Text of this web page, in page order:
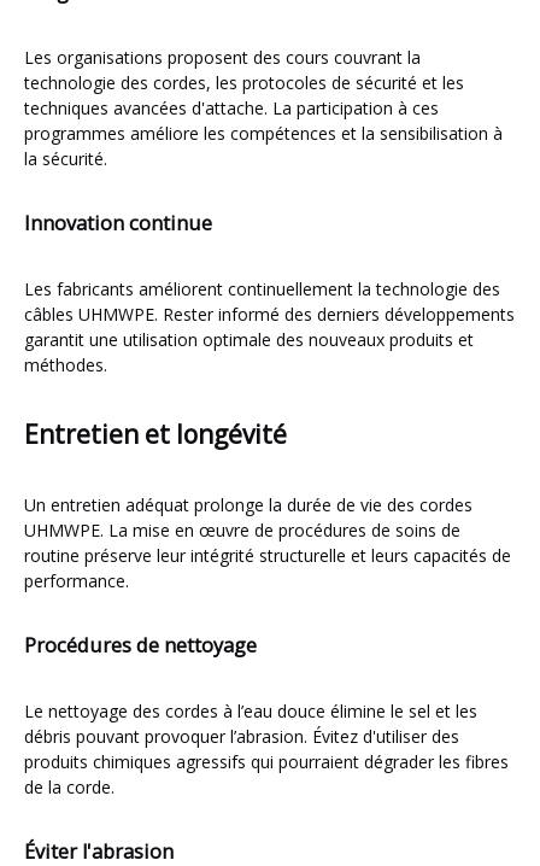
Les organisations proposent des cours couvrant la
technologie des cordes, les protocoles de sécurité et les
techniques avancées d'attache. La participation à ces
programmes améliore les compétences et la sensibilisation à
la sécurité.
Innovation continue
Les fabricants améliorent continuellement la technologie des
câbles UHMWPE. Rester informé des derniers développements
garantit une utilisation optimale des nouveaux produits et
méthodes.
Entretien et longévité
Un entretien adéquat prolonge la durée de vie des cordes
UHMWPE. La mise en œuvre de procédures de soins de
routine préserve leur intégrité structurelle et leurs capacités de
performance.
Procédures de nettoyage
Le nettoyage des cordes à l’eau douce élimine le sel et les
débris pouvant provoquer l’abrasion. Évitez d'utiliser des
produits chimiques agressifs qui pourraient dégrader les fibres
de la corde.
Éviter l'abrasion